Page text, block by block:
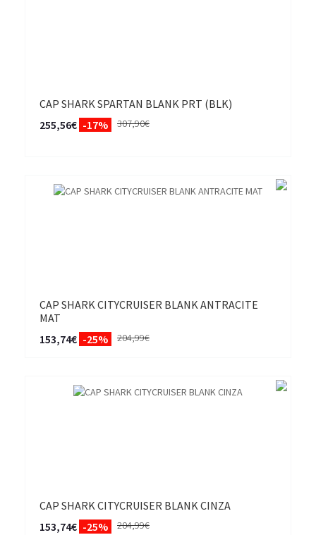
CAP SHARK SPARTAN BLANK PRT (BLK)
255,56€ -17% 307,90€
CAP SHARK CITYCRUISER BLANK ANTRACITE
MAT
153,74€ -25% 204,99€
CAP SHARK CITYCRUISER BLANK CINZA
153,74€ -25% 204,99€